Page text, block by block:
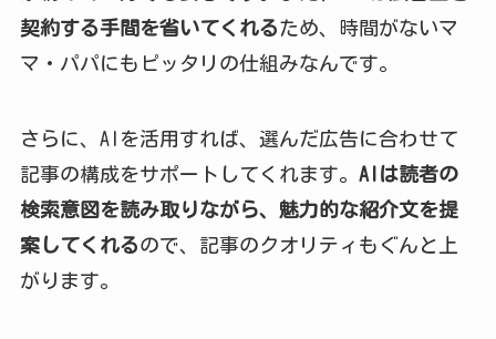
契約する手間を省いてくれるため、時間がないマ
マ・パパにもピッタリの仕組みなんです。
さらに、AIを活用すれば、選んだ広告に合わせて
記事の構成をサポートしてくれます。 AIは読者の
検索意図を読み取りながら、魅力的な紹介文を提
案してくれるので、記事のクオリティもぐんと上
がります。